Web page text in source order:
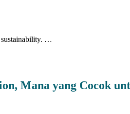
sustainability. …
Mana yang Cocok